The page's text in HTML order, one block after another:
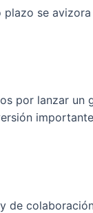
se
por lanzar
de